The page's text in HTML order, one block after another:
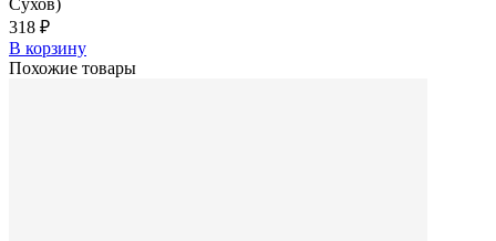
318 ₽
В корзину
Похожие товары